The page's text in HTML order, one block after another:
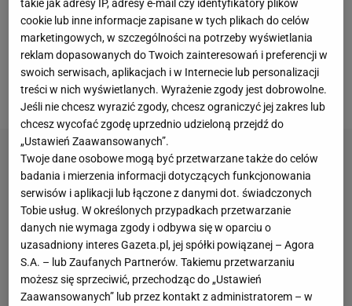
22. kolejkach przewodzi tabeli2. Bundesligi. Choć
Dźwigała jest zwykle rezerwowym, cieszy się
wielkim zaufaniem trenera Timo Schulza. "Joker" -
pisze o Polaku Bild.
takie jak adresy IP, adresy e-mail czy identyfikatory plików
cookie lub inne informacje zapisane w tych plikach do celów
marketingowych, w szczególności na potrzeby wyświetlania
reklam dopasowanych do Twoich zainteresowań i preferencji w
swoich serwisach, aplikacjach i w Internecie lub personalizacji
treści w nich wyświetlanych. Wyrażenie zgody jest dobrowolne.
Jeśli nie chcesz wyrazić zgody, chcesz ograniczyć jej zakres lub
chcesz wycofać zgodę uprzednio udzieloną przejdź do
„Ustawień Zaawansowanych”.
Twoje dane osobowe mogą być przetwarzane także do celów
badania i mierzenia informacji dotyczących funkcjonowania
serwisów i aplikacji lub łączone z danymi dot. świadczonych
Tobie usług. W określonych przypadkach przetwarzanie
danych nie wymaga zgody i odbywa się w oparciu o
uzasadniony interes Gazeta.pl, jej spółki powiązanej – Agora
S.A. – lub Zaufanych Partnerów. Takiemu przetwarzaniu
możesz się sprzeciwić, przechodząc do „Ustawień
Zaawansowanych” lub przez kontakt z administratorem – w